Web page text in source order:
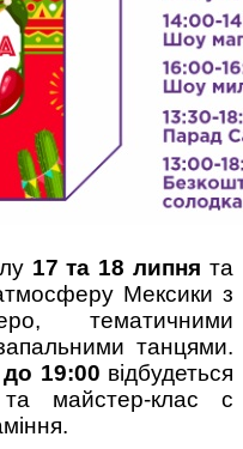
17 та 18 липня та
Мексики з
тематичними
танцями.
19:00 відбудеться
майстер-клас с